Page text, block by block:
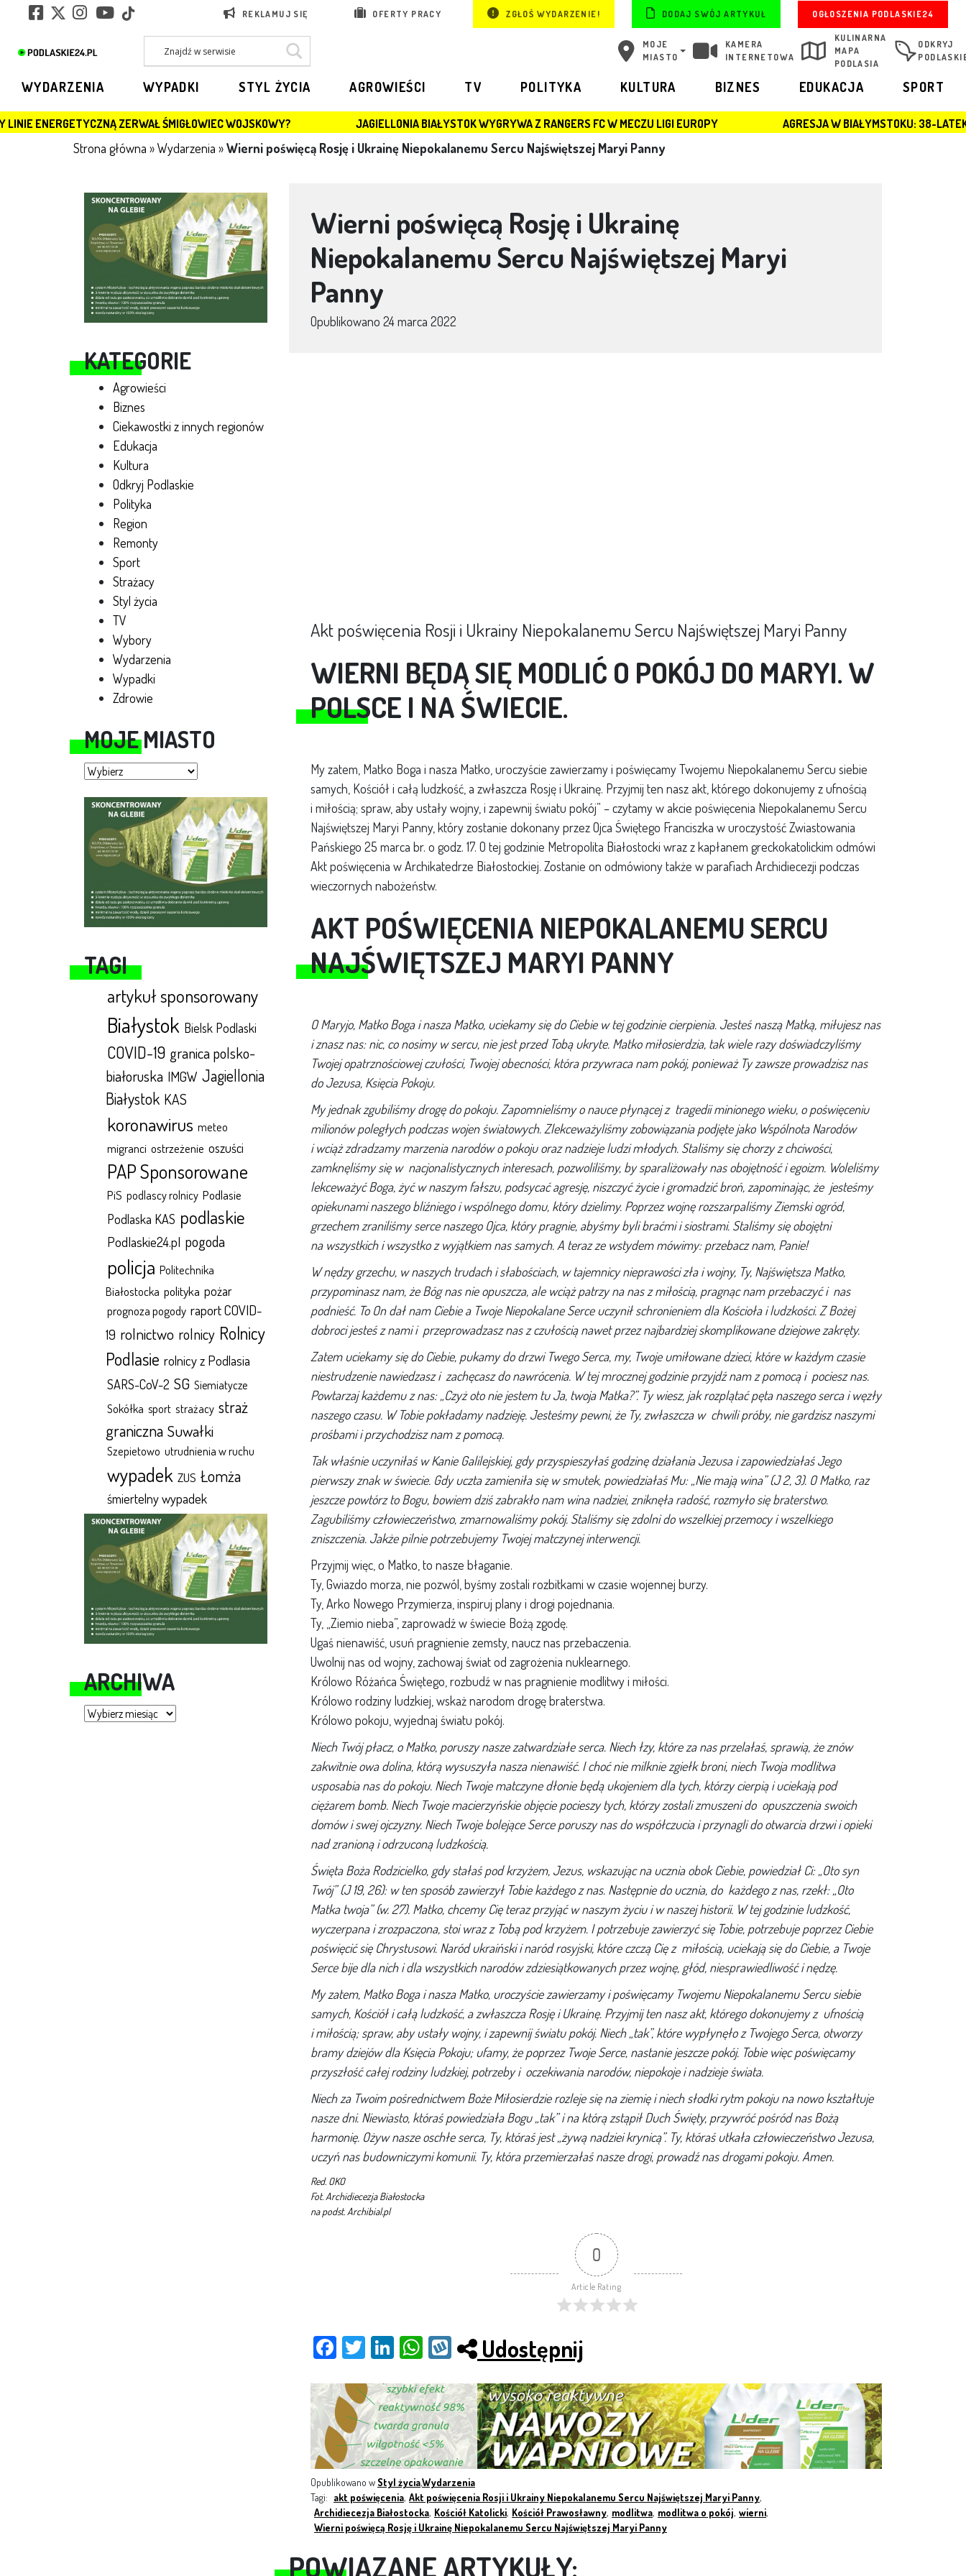
REKLAMUJ SIĘ OFERTY PRACY ZGŁOŚ WYDARZENIE! DODAJ SWÓJ ARTYKUŁ OGŁOSZENIA PODLASKIE24
MOJE
MIASTO
KAMERA
INTERNETOWA
KULINARNA
MAPA
PODLASIA
ODKRYJ
WYDARZENIA WYPADKI STYL ŻYCIA AGROWIEŚCI TV POLITYKA KULTURA BIZNES EDUKACJA SPORT
ZERWAŁ ŚMIGŁOWIEC WOJSKOWY? JAGIELLONIA BIAŁYSTOK WYGRYWA Z RANGERS FC W MECZU LIGI EUROPY AGRESJA W BIAŁYMSTOKU: 38-LATEK ZATRZYMANY PO
Strona główna »Wydarzenia »Wierni poświęcą Rosję i Ukrainę Niepokalanemu Sercu Najświętszej Maryi Panny
KATEGORIE
Agrowieści
Biznes
Ciekawostki z innych regionów
Edukacja
Kultura
Odkryj Podlaskie
Polityka
Region
Remonty
Sport
Strażacy
Styl życia
TV
Wybory
Wydarzenia
Wypadki
Zdrowie
MOJE MIASTO
Moje miasto
TAGI
artykuł sponsorowany
Białystok Bielsk Podlaski
COVID-19 granica polsko-
białoruska IMGW Jagiellonia
Białystok KAS
koronawirus meteo
migranci ostrzeżenie oszuści
PAP Sponsorowane
PiS podlascy rolnicy Podlasie
Podlaska KAS podlaskie
Podlaskie24.pl pogoda
policja Politechnika
Białostocka polityka pożar
prognoza pogody raport COVID-
19 rolnictwo rolnicy Rolnicy
Podlasie rolnicy z Podlasia
SARS-CoV-2 SG Siemiatycze
Sokółka sport strażacy straż
graniczna Suwałki
Szepietowo utrudnienia w ruchu
wypadek ZUS Łomża
śmiertelny wypadek
ARCHIWA
Archiwa
Wierni poświęcą Rosję i Ukrainę
Niepokalanemu Sercu Najświętszej Maryi
Panny
Opublikowano 24 marca 2022
Akt poświęcenia Rosji i Ukrainy Niepokalanemu Sercu Najświętszej Maryi Panny
WIERNI BĘDĄ SIĘ MODLIĆ O POKÓJ DO MARYI. W
POLSCE I NA ŚWIECIE.
My zatem, Matko Boga i nasza Matko, uroczyście zawierzamy i poświęcamy Twojemu Niepokalanemu Sercu siebie
samych, Kościół i całą ludzkość, a zwłaszcza Rosję i Ukrainę. Przyjmij ten nasz akt, którego dokonujemy z ufnością
i miłością; spraw, aby ustały wojny, i zapewnij światu pokój” – czytamy w akcie poświęcenia Niepokalanemu Sercu
Najświętszej Maryi Panny, który zostanie dokonany przez Ojca Świętego Franciszka w uroczystość Zwiastowania
Pańskiego 25 marca br. o godz. 17. O tej godzinie Metropolita Białostocki wraz z kapłanem greckokatolickim odmówi
Akt poświęcenia w Archikatedrze Białostockiej. Zostanie on odmówiony także w parafiach Archidiecezji podczas
wieczornych nabożeństw.
AKT POŚWIĘCENIA NIEPOKALANEMU SERCU
NAJŚWIĘTSZEJ MARYI PANNY
O Maryjo, Matko Boga i nasza Matko, uciekamy się do Ciebie w tej godzinie cierpienia. Jesteś naszą Matką, miłujesz nas
i znasz nas: nic, co nosimy w sercu, nie jest przed Tobą ukryte. Matko miłosierdzia, tak wiele razy doświadczyliśmy
Twojej opatrznościowej czułości, Twojej obecności, która przywraca nam pokój, ponieważ Ty zawsze prowadzisz nas
do Jezusa, Księcia Pokoju.
My jednak zgubiliśmy drogę do pokoju. Zapomnieliśmy o nauce płynącej z tragedii minionego wieku, o poświęceniu
milionów poległych podczas wojen światowych. Zlekceważyliśmy zobowiązania podjęte jako Wspólnota Narodów
i wciąż zdradzamy marzenia narodów o pokoju oraz nadzieje ludzi młodych. Staliśmy się chorzy z chciwości,
zamknęliśmy się w nacjonalistycznych interesach, pozwoliliśmy, by sparaliżowały nas obojętność i egoizm. Woleliśmy
lekceważyć Boga, żyć w naszym fałszu, podsycać agresję, niszczyć życie i gromadzić broń, zapominając, że jesteśmy
opiekunami naszego bliźniego i wspólnego domu, który dzielimy. Poprzez wojnę rozszarpaliśmy Ziemski ogród,
grzechem zraniliśmy serce naszego Ojca, który pragnie, abyśmy byli braćmi i siostrami. Staliśmy się obojętni
na wszystkich i wszystko z wyjątkiem nas samych. A teraz ze wstydem mówimy: przebacz nam, Panie!
W nędzy grzechu, w naszych trudach i słabościach, w tajemnicy nieprawości zła i wojny, Ty, Najświętsza Matko,
przypominasz nam, że Bóg nas nie opuszcza, ale wciąż patrzy na nas z miłością, pragnąc nam przebaczyć i nas
podnieść. To On dał nam Ciebie a Twoje Niepokalane Serce uczynił schronieniem dla Kościoła i ludzkości. Z Bożej
dobroci jesteś z nami i przeprowadzasz nas z czułością nawet przez najbardziej skomplikowane dziejowe zakręty.
Zatem uciekamy się do Ciebie, pukamy do drzwi Twego Serca, my, Twoje umiłowane dzieci, które w każdym czasie
niestrudzenie nawiedzasz i zachęcasz do nawrócenia. W tej mrocznej godzinie przyjdź nam z pomocą i pociesz nas.
Powtarzaj każdemu z nas: „Czyż oto nie jestem tu Ja, twoja Matka?”. Ty wiesz, jak rozplątać pęta naszego serca i węzły
naszego czasu. W Tobie pokładamy nadzieję. Jesteśmy pewni, że Ty, zwłaszcza w chwili próby, nie gardzisz naszymi
prośbami i przychodzisz nam z pomocą.
Tak właśnie uczyniłaś w Kanie Galilejskiej, gdy przyspieszyłaś godzinę działania Jezusa i zapowiedziałaś Jego
pierwszy znak w świecie. Gdy uczta zamieniła się w smutek, powiedziałaś Mu: „Nie mają wina” (J 2, 3). O Matko, raz
jeszcze powtórz to Bogu, bowiem dziś zabrakło nam wina nadziei, zniknęła radość, rozmyło się braterstwo.
Zagubiliśmy człowieczeństwo, zmarnowaliśmy pokój. Staliśmy się zdolni do wszelkiej przemocy i wszelkiego
zniszczenia. Jakże pilnie potrzebujemy Twojej matczynej interwencji.
Przyjmij więc, o Matko, to nasze błaganie.
Ty, Gwiazdo morza, nie pozwól, byśmy zostali rozbitkami w czasie wojennej burzy.
Ty, Arko Nowego Przymierza, inspiruj plany i drogi pojednania.
Ty, „Ziemio nieba”, zaprowadź w świecie Bożą zgodę.
Ugaś nienawiść, usuń pragnienie zemsty, naucz nas przebaczenia.
Uwolnij nas od wojny, zachowaj świat od zagrożenia nuklearnego.
Królowo Różańca Świętego, rozbudź w nas pragnienie modlitwy i miłości.
Królowo rodziny ludzkiej, wskaż narodom drogę braterstwa.
Królowo pokoju, wyjednaj światu pokój.
Niech Twój płacz, o Matko, poruszy nasze zatwardziałe serca. Niech łzy, które za nas przelałaś, sprawią, że znów
zakwitnie owa dolina, którą wysuszyła nasza nienawiść. I choć nie milknie zgiełk broni, niech Twoja modlitwa
usposabia nas do pokoju. Niech Twoje matczyne dłonie będą ukojeniem dla tych, którzy cierpią i uciekają pod
ciężarem bomb. Niech Twoje macierzyńskie objęcie pocieszy tych, którzy zostali zmuszeni do opuszczenia swoich
domów i swej ojczyzny. Niech Twoje bolejące Serce poruszy nas do współczucia i przynagli do otwarcia drzwi i opieki
nad zranioną i odrzuconą ludzkością.
Święta Boża Rodzicielko, gdy stałaś pod krzyżem, Jezus, wskazując na ucznia obok Ciebie, powiedział Ci: „Oto syn
Twój” (J 19, 26): w ten sposób zawierzył Tobie każdego z nas. Następnie do ucznia, do każdego z nas, rzekł: „Oto
Matka twoja” (w. 27). Matko, chcemy Cię teraz przyjąć w naszym życiu i w naszej historii. W tej godzinie ludzkość,
wyczerpana i zrozpaczona, stoi wraz z Tobą pod krzyżem. I potrzebuje zawierzyć się Tobie, potrzebuje poprzez Ciebie
poświęcić się Chrystusowi. Naród ukraiński i naród rosyjski, które czczą Cię z miłością, uciekają się do Ciebie, a Twoje
Serce bije dla nich i dla wszystkich narodów zdziesiątkowanych przez wojnę, głód, niesprawiedliwość i nędzę.
My zatem, Matko Boga i nasza Matko, uroczyście zawierzamy i poświęcamy Twojemu Niepokalanemu Sercu siebie
samych, Kościół i całą ludzkość, a zwłaszcza Rosję i Ukrainę. Przyjmij ten nasz akt, którego dokonujemy z ufnością
i miłością; spraw, aby ustały wojny, i zapewnij światu pokój. Niech „tak”, które wypłynęło z Twojego Serca, otworzy
bramy dziejów dla Księcia Pokoju; ufamy, że poprzez Twoje Serce, nastanie jeszcze pokój. Tobie więc poświęcamy
przyszłość całej rodziny ludzkiej, potrzeby i oczekiwania narodów, niepokoje i nadzieje świata.
Niech za Twoim pośrednictwem Boże Miłosierdzie rozleje się na ziemię i niech słodki rytm pokoju na nowo kształtuje
nasze dni. Niewiasto, któraś powiedziała Bogu „tak” i na którą zstąpił Duch Święty, przywróć pośród nas Bożą
harmonię. Ożyw nasze oschłe serca, Ty, któraś jest „żywą nadziei krynicą”. Ty, któraś utkała człowieczeństwo Jezusa,
uczyń nas budowniczymi komunii. Ty, która przemierzałaś nasze drogi, prowadź nas drogami pokoju. Amen.
Red. OKO
Fot. Archidiecezja Białostocka
na podst. Archibial.pl
0
Article Rating
Fac
ok
Twit
Link
n
Wh
App
Wy
Udostępnij
Opublikowano w Styl życia,Wydarzenia
Tagi: akt poświęcenia, Akt poświęcenia Rosji i Ukrainy Niepokalanemu Sercu Najświętszej Maryi Panny,
Archidiecezja Białostocka, Kościół Katolicki, Kościół Prawosławny, modlitwa, modlitwa o pokój, wierni,
Wierni poświęcą Rosję i Ukrainę Niepokalanemu Sercu Najświętszej Maryi Panny
POWIĄZANE ARTYKUŁY: